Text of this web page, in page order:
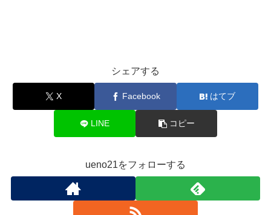
シェアする
X Facebook はてブ
LINE コピー
ueno21をフォローする